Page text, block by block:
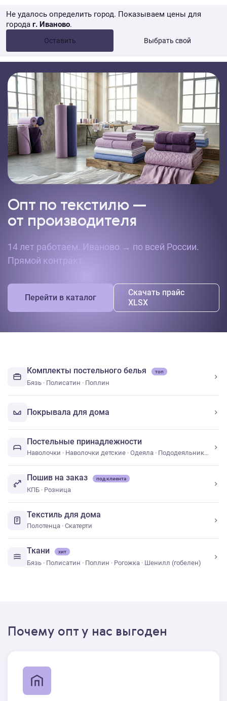
Не удалось определить город. Показываем цены для
города г. Иваново.
Оставить Выбрать свой
от 10 000 ₽ Розница → WB
Опт по текстилю —
от производителя
14 лет работаем. Иваново → по всей России.
Прямой контракт.
Перейти в каталог
Скачать прайс
XLSX
Комплекты постельного белья топ
Бязь · Полисатин · Поплин
Покрывала для дома
Постельные принадлежности
Наволочки · Наволочки детские · Одеяла · Пододеяльники
Пошив на заказ под клиента
КПБ · Розница
Текстиль для дома
Полотенца · Скатерти
Ткани хит
Бязь · Полисатин · Поплин · Рогожка · Шенилл (гобелен)
Почему опт у нас выгоден